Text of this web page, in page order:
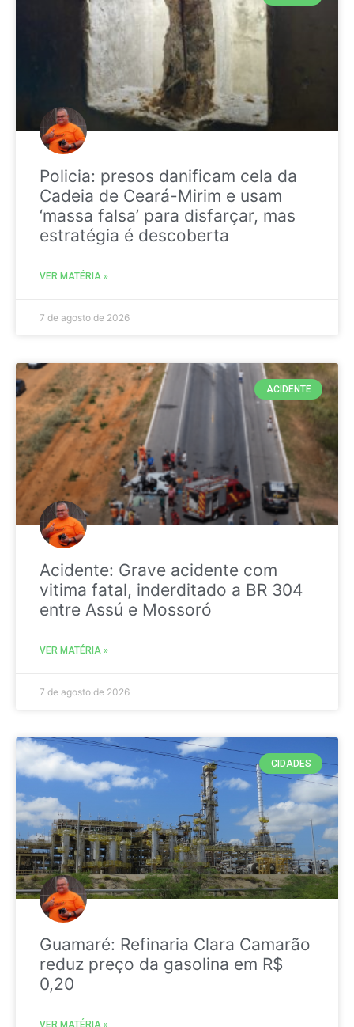
Policia: presos danificam cela da
Cadeia de Ceará-Mirim e usam
‘massa falsa’ para disfarçar, mas
estratégia é descoberta
VER MATÉRIA »
7 de agosto de 2026
ACIDENTE
Acidente: Grave acidente com
vitima fatal, inderditado a BR 304
entre Assú e Mossoró
VER MATÉRIA »
7 de agosto de 2026
CIDADES
Guamaré: Refinaria Clara Camarão
reduz preço da gasolina em R$
0,20
VER MATÉRIA »